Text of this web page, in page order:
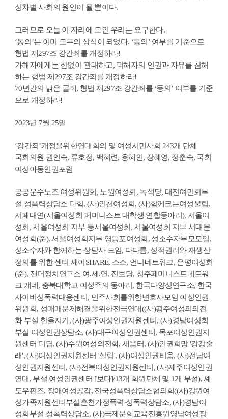
성차별 사회의 원인이 될 뿐이다.
그러므로 오늘 이 자리에 모인 우리는 요구한다.
‘동의’는 이미 모두의 상식이 되었다. ‘동의’ 여부를 기준으로
형법 제297조 강간죄를 개정하라!
가해자에게는 한없이 관대하고, 피해자의 인권과 자유를 침해
하는 형법 제297조 강간죄를 개정하라!
70년간의 낡은 굴레, 형법 제297조 강간죄를 ‘동의’ 여부를 기준
으로 개정하라!
2023년 7월 25일
‘강간죄’개정을위한연대회의 및 여성시민사회 243개 단체
국회의원 권인숙, 류호정, 백혜련, 용혜인, 장혜영, 정춘숙, 국회
여성아동인권포럼
공공운수노조 여성위원회, 노원여성회, 녹색당, 대전여민회부
설 성폭력상담소 다힘, (사)인천여성회, (사)함께크는여성울림,
서페대연(서울여성회 페미니스트 대학생 연합동아리), 서울여
성회, 서울여성회 지부 동서울여성회, 서울여성회 지부 서대문
여성회(준), 서울여성회지부 영등포여성회, 성소수자부모모임,
성소수자와 함께하는 상담사 모임, 다다름, 성적권리와 재생산
정의를 위한 센터 셰어SHARE, 소소, 언니네트워크, 은평여성회
(준), 젠더정치연구소 여.세.연, 진보당, 청주페미니스트네트워
크 걔네, 충북대학교 여성주의 동아리, 한국다양성연구소, 한국
사이버성폭력대응센터, 민주사회를위한변호사모임 여성인권
위원회, 성매매문제해결을위한전국연대((사)광주여성의의전
화 부설 한올지기, (사)광주여성인권지원센터, (사)경남여성회
부설 여성인권상담소, (사)대구여성인권센터, 목포여성인권지
원센터 디딤, (사)수원여성의전화, 새움터, (사)인권희망 '강강술
래', (사)여성인권지원센터 '살림', (사)여성인권티움, (사)전남여
성인권지원센터, (사)전북여성인권지원센터, (사)제주여성인권
연대, 부설 여성인권센터 [보다]/13개 회원단체 및 1개 부설), 셰
도우핀즈, 장애여성공감, 전국성폭력상담소협의회((사)강원여
성가족지원센터부설춘천가정폭력∙성폭력상담소, (사)경남여
성회부설 성폭력상담소, (사)국제문화교육진흥원영남여성장